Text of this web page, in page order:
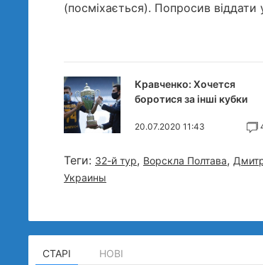
(посміхається). Попросив віддати
Кравченко: Хочется
боротися за інші кубки
20.07.2020 11:43
Теги: 32-й тур, Ворскла Полтава,
Украины
СТАРІ НОВІ